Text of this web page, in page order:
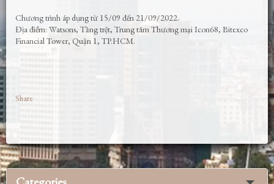
Chương trình áp dụng từ 15/09 đến 21/09/2022.
Địa điểm: Watsons, Tầng trệt, Trung tâm Thương mại Icon68, Bitexco
Financial Tower, Quận 1, TP.HCM.
Share